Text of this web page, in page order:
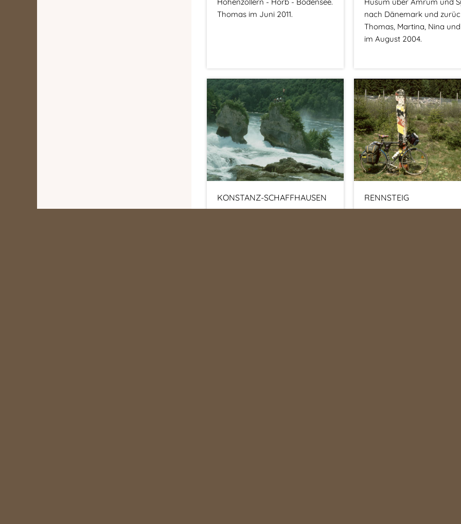
Hohenzollern - Horb - Bodensee.
Thomas im Juni 2011.
Husum über Amrum und
nach Dänemark und
Thomas, Martina, Nina
im August 2004.
KONSTANZ-SCHAFFHAUSEN RENNSTEIG